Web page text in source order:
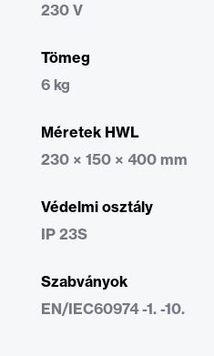
230 V
Tömeg
6 kg
Méretek HWL
230 × 150 × 400 mm
Védelmi osztály
IP 23S
Szabványok
EN/IEC60974 -1. -10.